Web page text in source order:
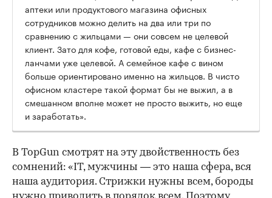
аптеки или продуктового магазина офисных
сотрудников можно делить на два или три по
сравнению с жильцами — они совсем не целевой
клиент. Зато для кофе, готовой еды, кафе с бизнес-
ланчами уже целевой. А семейное кафе с вином
больше ориентировано именно на жильцов. В чисто
офисном кластере такой формат бы не выжил, а в
смешанном вполне может не просто выжить, но еще
и заработать».
В TopGun смотрят на эту двойственность без
сомнений: «IT, мужчины — это наша сфера, вся
наша аудитория. Стрижки нужны всем, бороды